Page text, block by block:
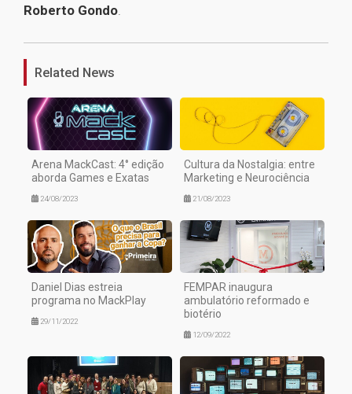
Roberto Gondo.
Related News
Arena MackCast: 4° edição
aborda Games e Exatas
24/08/2023
Cultura da Nostalgia: entre
Marketing e Neurociência
21/08/2023
Daniel Dias estreia
programa no MackPlay
29/11/2022
FEMPAR inaugura
ambulatório reformado e
biotério
12/09/2022